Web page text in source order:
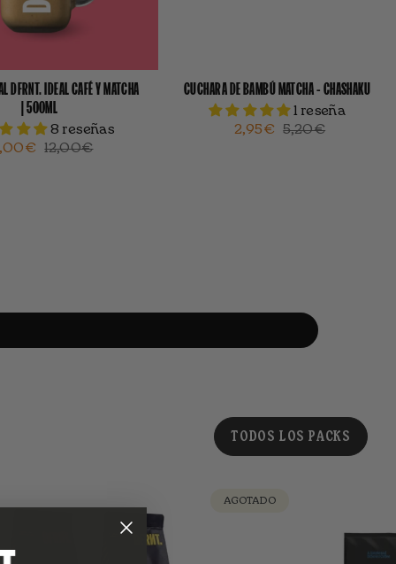
DFRNT. IDEAL CAFÉ Y MATCHA
| 500ML
8 reseñas
12,00€
CUCHARA DE BAMBÚ MATCHA - CHASHAKU
1 reseña
2,95€
5,20€
TODOS LOS PACKS
AGOTADO